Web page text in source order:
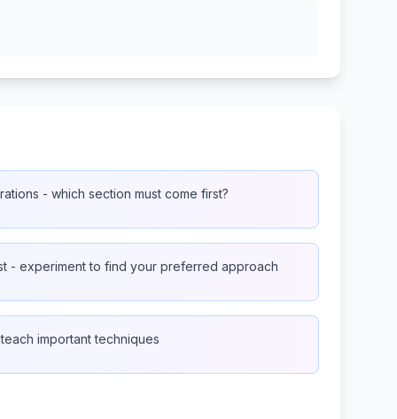
- which section must come first?
- experiment to find your preferred approach
important techniques